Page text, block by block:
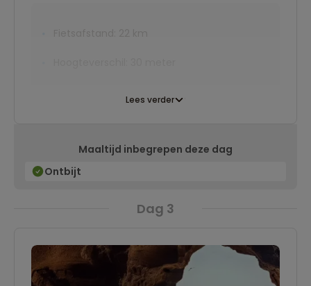
Lees verder
Maaltijd inbegrepen deze dag
Ontbijt
Dag 3